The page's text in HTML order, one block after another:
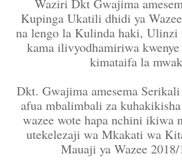
Kupinga Ukatili dhidi ya
na lengo la Kulinda haki, Ulinzi
kama ilivyodhamiriwa
kimataifa la
Dkt. Gwajima amesema
afua mbalimbali za
wazee wote hapa nchini ikiwa
utekelezaji wa Mkakati wa
Mauaji ya Wazee